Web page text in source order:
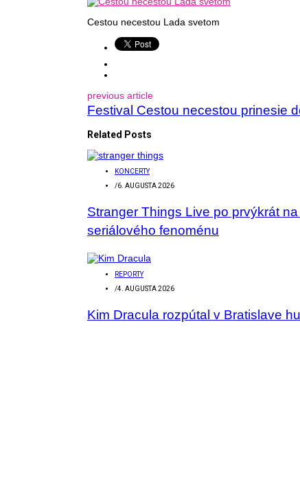
Cestou necestou Lada svetom
previous article
Festival Cestou necestou prinesie
Related Posts
KONCERTY
/6. AUGUSTA 2026
Stranger Things Live po prvýkrát
seriálového fenoménu
REPORTY
/4. AUGUSTA 2026
Kim Dracula rozpútal v Bratislave